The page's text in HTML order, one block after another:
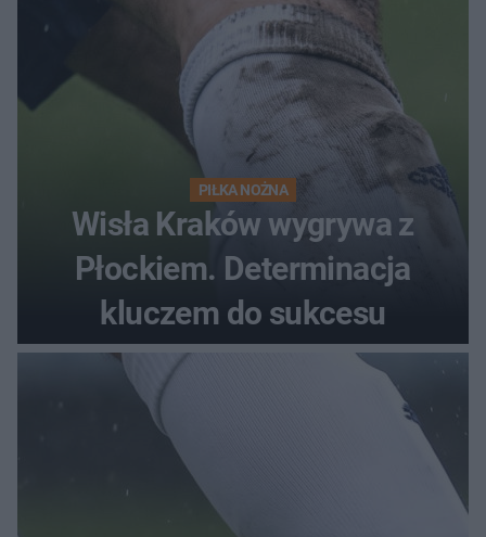
PIŁKA NOŻNA
Wisła Kraków wygrywa z
Płockiem. Determinacja
kluczem do sukcesu